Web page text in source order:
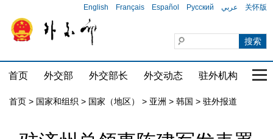
English Français Español Русский عربي 关怀版
首页 外交部 外交部长 外交动态 驻外机构 国
首页 > 国家和组织 > 国家（地区） > 亚洲 > 韩国 > 驻外报道